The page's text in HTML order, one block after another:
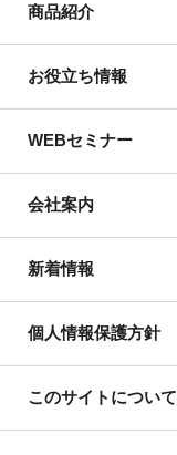
商品紹介
お役立ち情報
WEBセミナー
会社案内
新着情報
個人情報保護方針
このサイトについて